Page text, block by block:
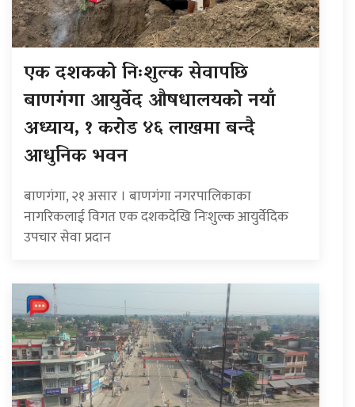
एक दशकको निःशुल्क सेवापछि
बाणगंगा आयुर्वेद औषधालयको नयाँ
अध्याय, १ करोड ४६ लाखमा बन्दै
आधुनिक भवन
बाणगंगा, २१ असार । बाणगंगा नगरपालिकाका
नागरिकलाई विगत एक दशकदेखि निःशुल्क आयुर्वेदिक
उपचार सेवा प्रदान